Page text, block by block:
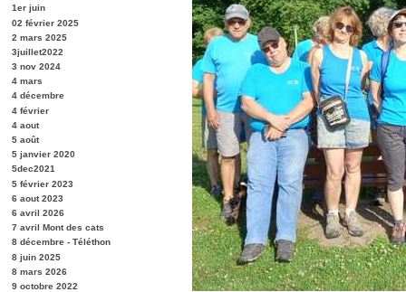
1er juin
02 février 2025
2 mars 2025
3juillet2022
3 nov 2024
4 mars
4 décembre
4 février
4 aout
5 août
5 janvier 2020
5dec2021
5 février 2023
6 aout 2023
6 avril 2026
7 avril Mont des cats
8 décembre - Téléthon
8 juin 2025
8 mars 2026
9 octobre 2022